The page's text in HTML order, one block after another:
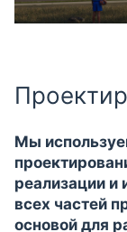
Мы
реализации и
всех частей
основой для